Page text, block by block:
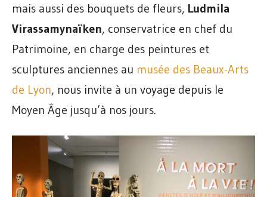
mais aussi des bouquets de fleurs, Ludmila
Virassamynaïken, conservatrice en chef du
Patrimoine, en charge des peintures et
sculptures anciennes au musée des Beaux-Arts
de Lyon, nous invite à un voyage depuis le
Moyen Âge jusqu’à nos jours.